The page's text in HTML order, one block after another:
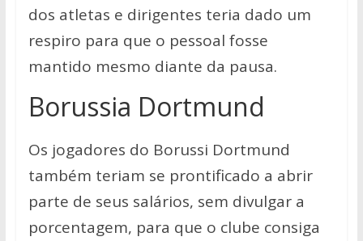
dos atletas e dirigentes teria dado um
respiro para que o pessoal fosse
mantido mesmo diante da pausa.
Borussia Dortmund
Os jogadores do Borussi Dortmund
também teriam se prontificado a abrir
parte de seus salários, sem divulgar a
porcentagem, para que o clube consiga